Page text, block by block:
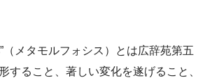
メタモルフォシス）とは広辞苑第五
すること、著しい変化を遂げること、